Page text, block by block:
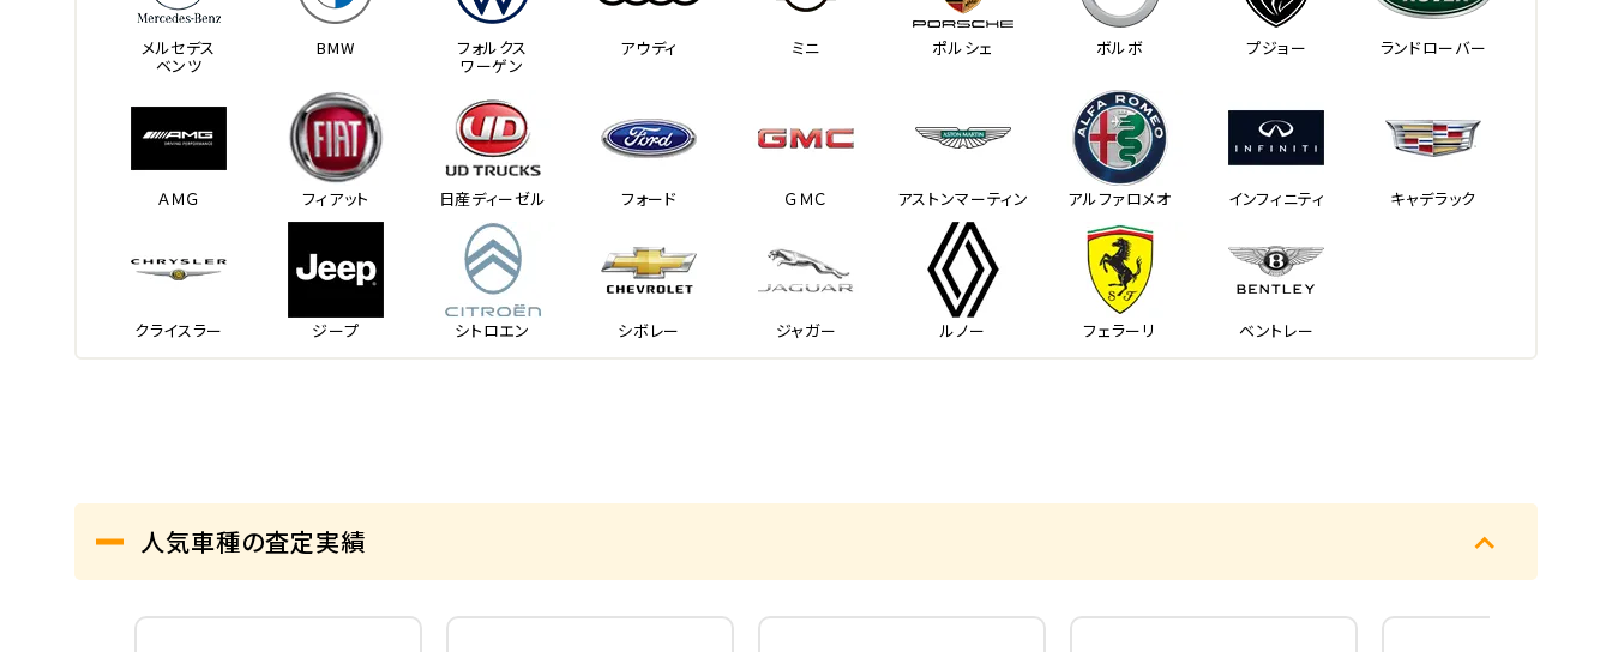
メルセデス
ベンツ
BMW フォルクス
ワーゲン
アウディ ミニ ポルシェ ボルボ プジョー ランドローバー
ＡＭＧ フィアット 日産ディーゼル フォード ＧＭＣ アストンマーティン アルファロメオ インフィニティ キャデラック
クライスラー ジープ シトロエン シボレー ジャガー ルノー フェラーリ ベントレー
人気車種の査定実績